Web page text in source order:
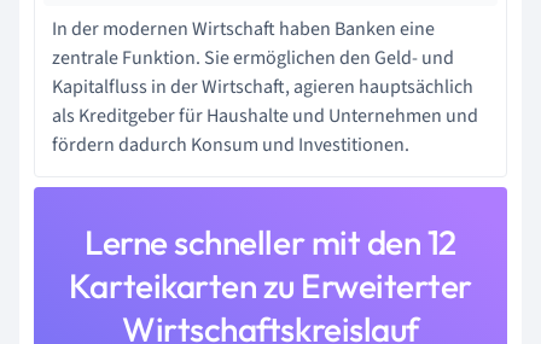
In der modernen Wirtschaft haben Banken eine
zentrale Funktion. Sie ermöglichen den Geld- und
Kapitalfluss in der Wirtschaft, agieren hauptsächlich
als Kreditgeber für Haushalte und Unternehmen und
fördern dadurch Konsum und Investitionen.
Lerne schneller mit den 12
Karteikarten zu Erweiterter
Wirtschaftskreislauf